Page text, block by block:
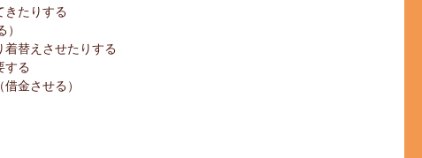
きたりする
）
替えさせたりする
する
金させる）